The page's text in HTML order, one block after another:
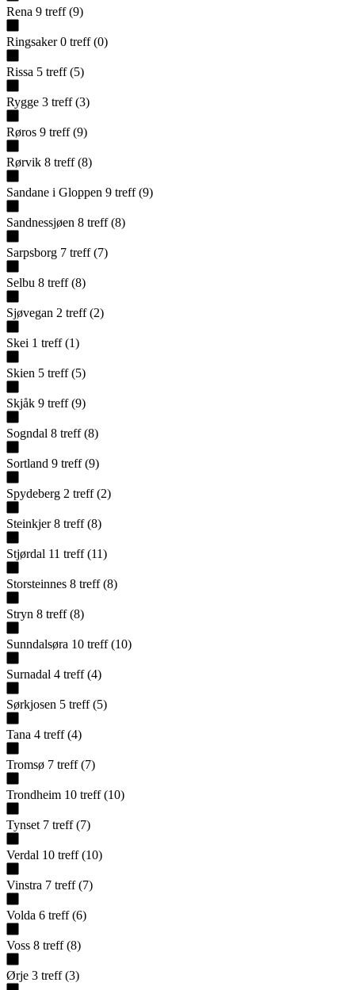
Rena 9 treff (9)
Ringsaker 0 treff (0)
Rissa 5 treff (5)
Rygge 3 treff (3)
Røros 9 treff (9)
Rørvik 8 treff (8)
Sandane i Gloppen 9 treff (9)
Sandnessjøen 8 treff (8)
Sarpsborg 7 treff (7)
Selbu 8 treff (8)
Sjøvegan 2 treff (2)
Skei 1 treff (1)
Skien 5 treff (5)
Skjåk 9 treff (9)
Sogndal 8 treff (8)
Sortland 9 treff (9)
Spydeberg 2 treff (2)
Steinkjer 8 treff (8)
Stjørdal 11 treff (11)
Storsteinnes 8 treff (8)
Stryn 8 treff (8)
Sunndalsøra 10 treff (10)
Surnadal 4 treff (4)
Sørkjosen 5 treff (5)
Tana 4 treff (4)
Tromsø 7 treff (7)
Trondheim 10 treff (10)
Tynset 7 treff (7)
Verdal 10 treff (10)
Vinstra 7 treff (7)
Volda 6 treff (6)
Voss 8 treff (8)
Ørje 3 treff (3)